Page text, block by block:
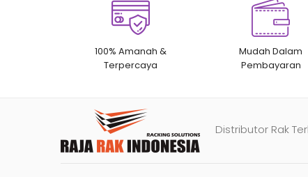
100% Amanah &
Terpercaya
Mudah Dalam
Pembayaran
Distributor Rak